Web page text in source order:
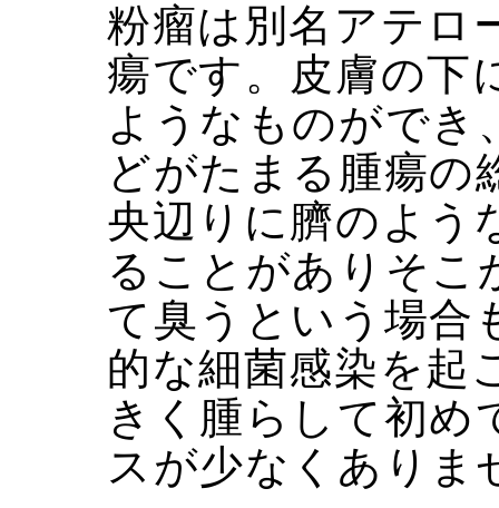
粉瘤は別名アテロ
瘍です。皮膚の下
ようなものができ
どがたまる腫瘍の
央辺りに臍のよう
ることがありそこ
て臭うという場合
的な細菌感染を起
きく腫らして初め
スが少なくありま